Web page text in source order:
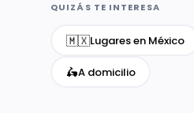
QUIZÁS TE INTERESA
🇲🇽Lugares en México
🛵A domicilio